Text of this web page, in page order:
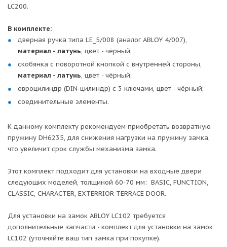
LC200.
В комплекте:
дверная ручка типа LE_5/008 (аналог ABLOY 4/007),
материал - латунь, цвет - чёрный;
скобянка с поворотной кнопкой с внутренней стороны,
материал - латунь, цвет - чёрный;
евроцилиндр (DIN-цилиндр) с 3 ключами, цвет - чёрный;
соединительные элементы.
К данному комплекту рекомендуем приобретать возвратную
пружину DH6235, для снижения нагрузки на пружину замка,
что увеличит срок службы механизма замка.
Этот комплект подходит для установки на входные двери
следующих моделей, толщиной 60-70 мм: BASIC, FUNCTION,
CLASSIC, CHARACTER, EXTERRIOR TERRACE DOOR.
Для установки на замок ABLOY LC102 требуется
дополнительные запчасти - комплект для установки на замок
LC102 (уточняйте ваш тип замка при покупке).